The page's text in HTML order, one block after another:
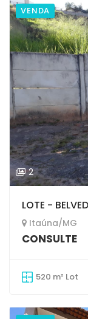
VENDA
2
LOTE -
Itaúna/MG
CONSULTE
520 m² Lot